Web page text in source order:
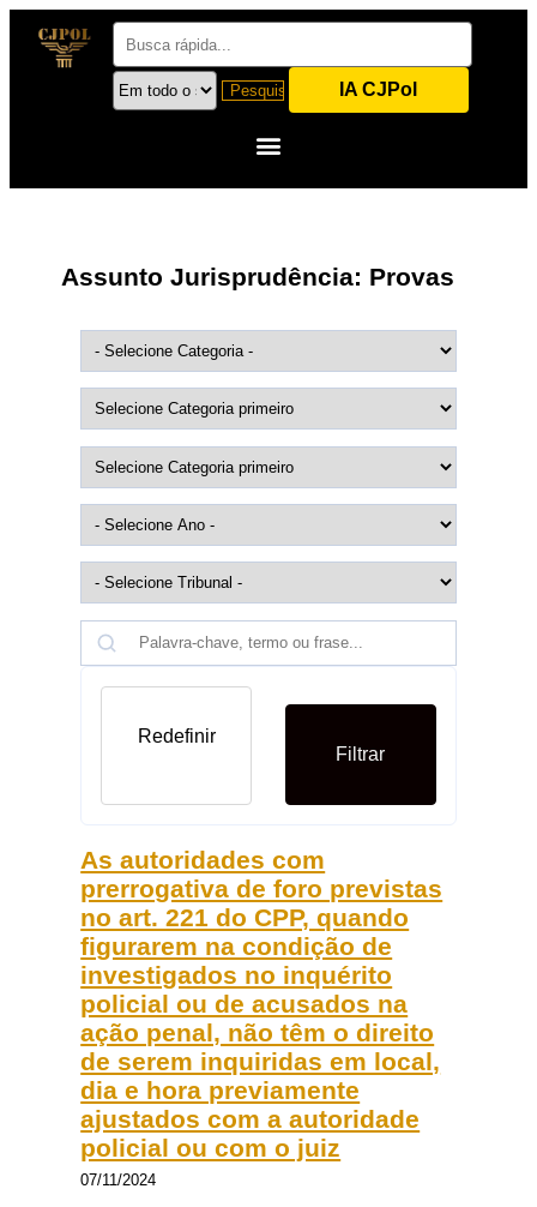
IA CJPol
Assunto Jurisprudência: Provas
Filtrar
Redefinir
As autoridades com
prerrogativa de foro previstas
no art. 221 do CPP, quando
figurarem na condição de
investigados no inquérito
policial ou de acusados na
ação penal, não têm o direito
de serem inquiridas em local,
dia e hora previamente
ajustados com a autoridade
policial ou com o juiz
07/11/2024